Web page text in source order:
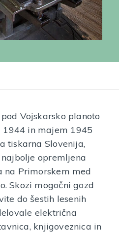
Vojskarsko planoto
1944 in majem 1945
tiskarna Slovenija,
opremljena
na Primorskem med
Skozi mogočni gozd
do šestih lesenih
električna
knjigoveznica in